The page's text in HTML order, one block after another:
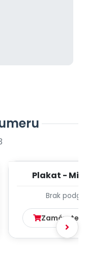
Plakat -
Brak
Zamów ten